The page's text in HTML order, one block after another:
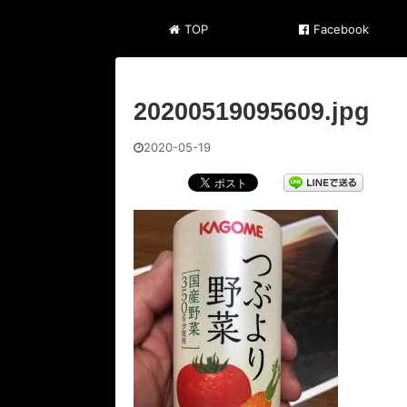
TOP Facebook
20200519095609.jpg
2020-05-19